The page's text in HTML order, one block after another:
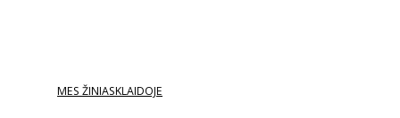
MES ŽINIASKLAIDOJE